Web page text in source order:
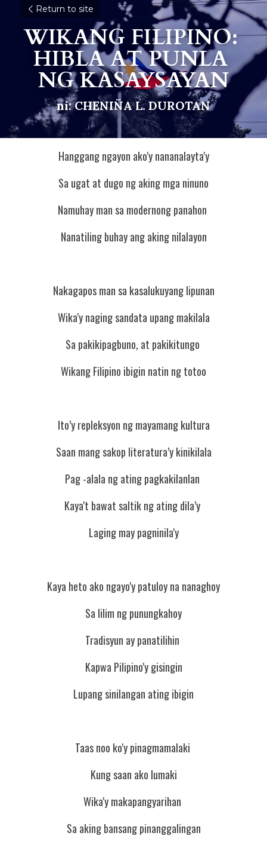
Return to site
WIKANG FILIPINO:
HIBLA AT PUNLA
NG KASAYSAYAN
ni: CHENIÑA L. DUROTAN
Hanggang ngayon ako'y nananalayta'y
Sa ugat at dugo ng aking mga ninuno
Namuhay man sa modernong panahon
Nanatiling buhay ang aking nilalayon
Nakagapos man sa kasalukuyang lipunan
Wika'y naging sandata upang makilala
Sa pakikipagbuno, at pakikitungo
Wikang Filipino ibigin natin ng totoo
Ito’y repleksyon ng mayamang kultura
Saan mang sakop literatura’y kinikilala
Pag -alala ng ating pagkakilanlan
Kaya't bawat saltik ng ating dila’y
Laging may pagninila'y
Kaya heto ako ngayo'y patuloy na nanaghoy
Sa lilim ng punungkahoy
Tradisyun ay panatilihin
Kapwa Pilipino'y gisingin
Lupang sinilangan ating ibigin
Taas noo ko'y pinagmamalaki
Kung saan ako lumaki
Wika'y makapangyarihan
Sa aking bansang pinanggalingan